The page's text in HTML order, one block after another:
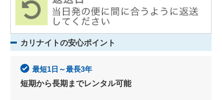
カリナイトの安心ポイント
最短1日～最長3年
短期から長期までレンタル可能